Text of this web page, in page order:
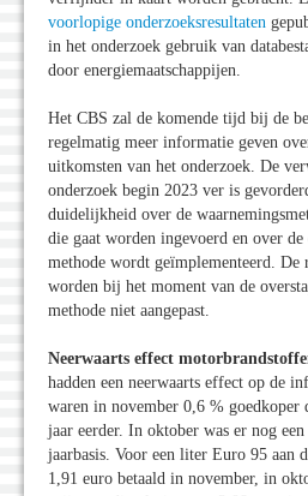
voorlopige onderzoeksresultaten
in het onderzoek gebruik van
door energiemaatschappijen.
Het CBS zal de komende tijd bij de
regelmatig meer informatie geven
uitkomsten van het onderzoek. De
onderzoek begin 2023 ver is
duidelijkheid over de
die gaat worden ingevoerd en over
methode wordt geïmplementeerd. De
worden bij het moment van de
methode niet aangepast.
Neerwaarts effect
hadden een neerwaarts effect op de
waren in november 0,6 % goedkoper
jaar eerder. In oktober was er nog
jaarbasis. Voor een liter Euro 95 aan
1,91 euro betaald in november, in